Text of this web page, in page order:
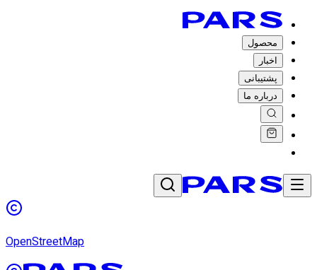
محصول
اخبار
پشتیبانی
درباره ما
OpenStreetMap